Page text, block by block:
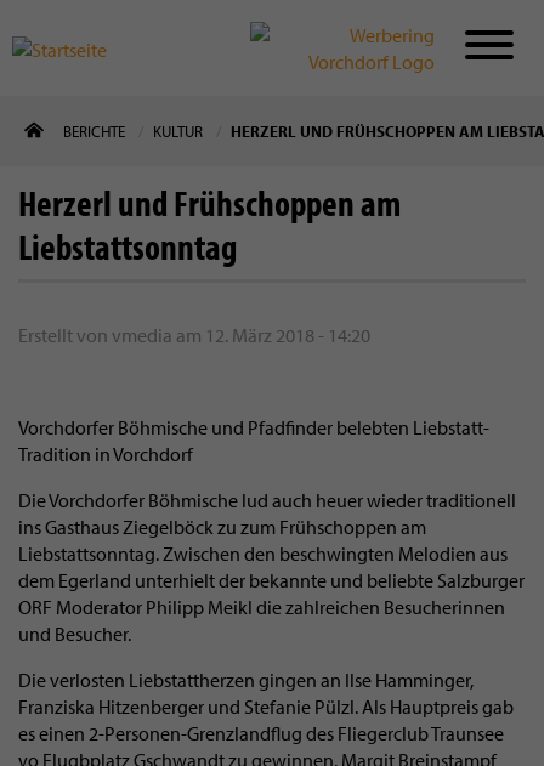
zum
BERICHTE KULTUR HERZERL UND FRÜHSCHOPPEN AM
Herzerl und Frühschoppen am
Liebstattsonntag
Erstellt von vmedia am 12. März 2018 - 14:20
Vorchdorfer Böhmische und Pfadfinder belebten Liebstatt-
Tradition in Vorchdorf
Die Vorchdorfer Böhmische lud auch heuer wieder traditionell
ins Gasthaus Ziegelböck zu zum Frühschoppen am
Liebstattsonntag. Zwischen den beschwingten Melodien aus
dem Egerland unterhielt der bekannte und beliebte Salzburger
ORF Moderator Philipp Meikl die zahlreichen Besucherinnen
und Besucher.
Die verlosten Liebstattherzen gingen an Ilse Hamminger,
Franziska Hitzenberger und Stefanie Pülzl. Als Hauptpreis gab
es einen 2-Personen-Grenzlandflug des Fliegerclub Traunsee
vo Flugbplatz Gschwandt zu gewinnen. Margit Breinstampf